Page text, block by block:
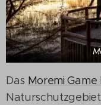
Das Moremi Game